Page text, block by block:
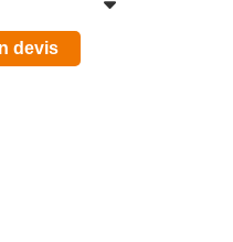
devis